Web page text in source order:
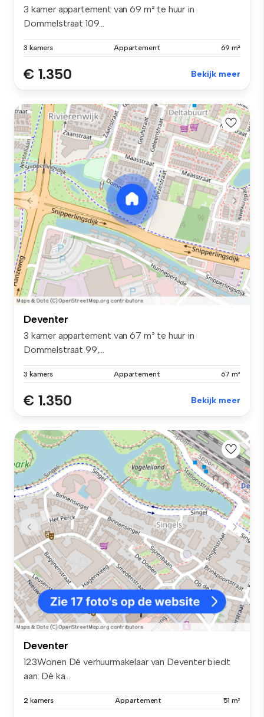
3 kamer appartement van 69 m² te huur in
Dommelstraat 109...
3 kamers Appartement 69 m²
€ 1.350 Bekijk meer
Deventer
3 kamer appartement van 67 m² te huur in
Dommelstraat 99,...
3 kamers Appartement 67 m²
€ 1.350 Bekijk meer
Deventer
123Wonen Dé verhuurmakelaar van Deventer biedt
aan: Dé ka...
2 kamers Appartement 51 m²